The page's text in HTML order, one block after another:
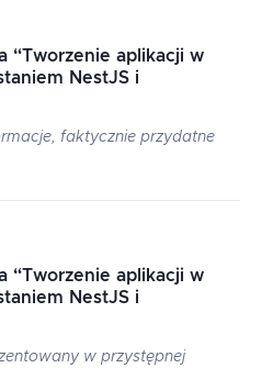
“Tworzenie aplikacji w
NestJS i
faktycznie przydatne
“Tworzenie aplikacji w
NestJS i
w przystępnej